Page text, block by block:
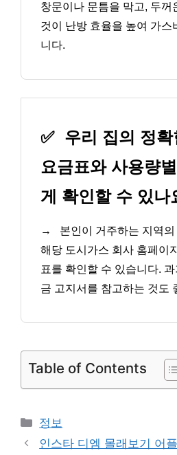
창문이나 문틈을 막고, 두꺼
것이 난방 효율을 높여 가스
니다.
✅ 우리 집의 정
요금표와 사용량
게 확인할 수 있나
→
본인이 거주하는 지역
해당 도시가스 회사 홈페이
표를 확인할 수 있습니다.
금 고지서를 참고하는 것도
Table of Contents
카
테
정보
인스타 디엠 몰래보기 어